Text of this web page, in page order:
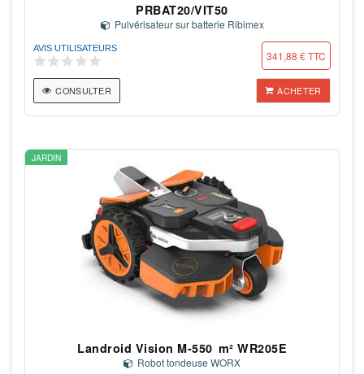
PRBAT20/VIT50
Pulvérisateur sur batterie Ribimex
AVIS UTILISATEURS
341,88 € TTC
CONSULTER ACHETER
JARDIN
Landroid Vision M-550 m² WR205E
Robot tondeuse WORX